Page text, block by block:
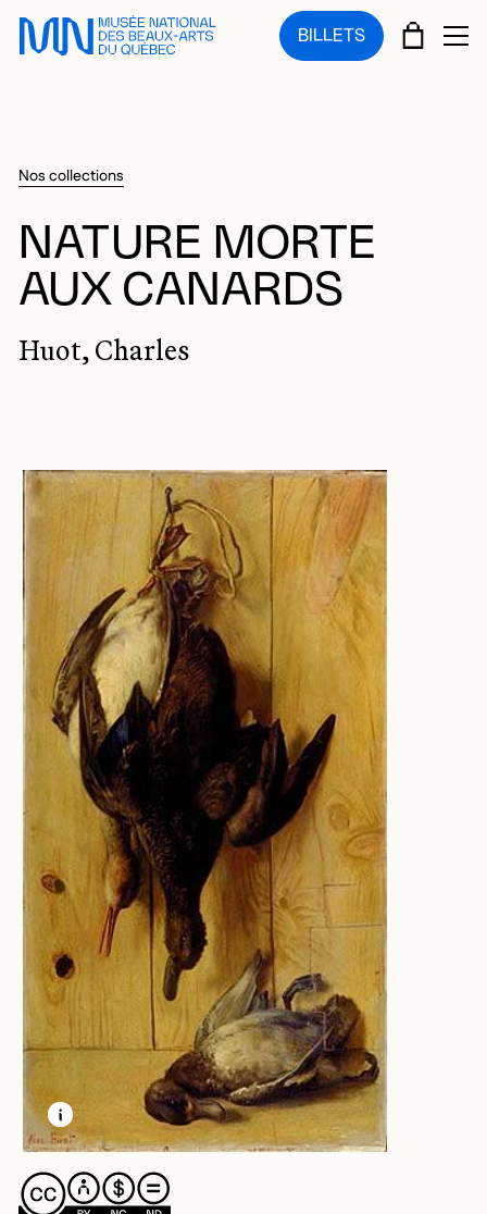
Sauter au menu principal
Sauter au contenu principal
Sauter au pied de page
BILLETS PANIER
Nos collections
NATURE MORTE
AUX CANARDS
Huot, Charles
EN SAVOIR PLUS SUR CETTE IMAGE
OUVRIR LA MODALE